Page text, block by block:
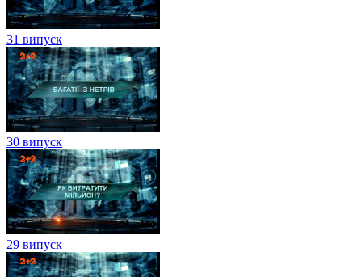
31 випуск
30 випуск
29 випуск